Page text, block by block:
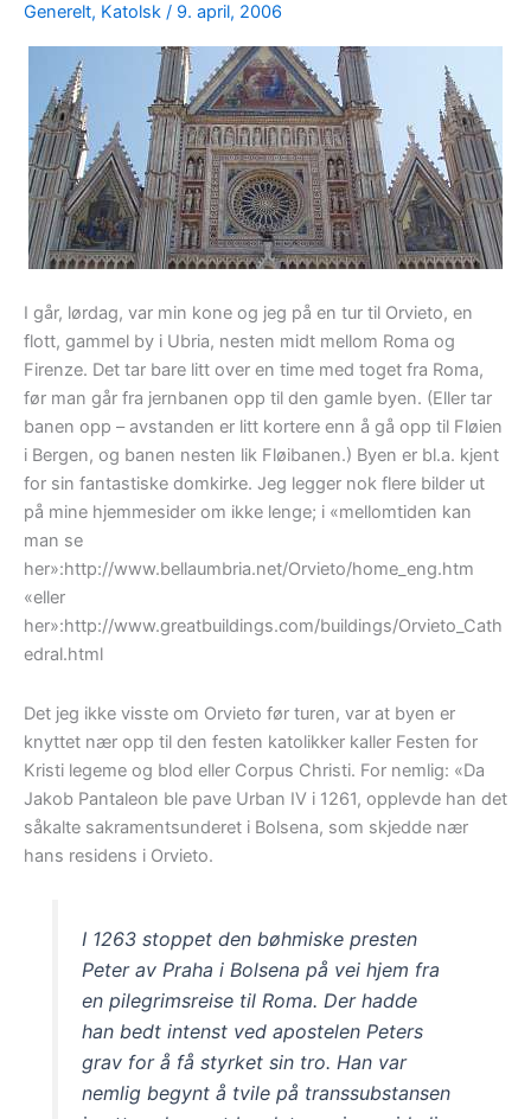
Generelt, Katolsk / 9. april, 2006
I går, lørdag, var min kone og jeg på en tur til Orvieto, en
flott, gammel by i Ubria, nesten midt mellom Roma og
Firenze. Det tar bare litt over en time med toget fra Roma,
før man går fra jernbanen opp til den gamle byen. (Eller tar
banen opp – avstanden er litt kortere enn å gå opp til Fløien
i Bergen, og banen nesten lik Fløibanen.) Byen er bl.a. kjent
for sin fantastiske domkirke. Jeg legger nok flere bilder ut
på mine hjemmesider om ikke lenge; i «mellomtiden kan
man se
her»:http://www.bellaumbria.net/Orvieto/home_eng.htm
«eller
her»:http://www.greatbuildings.com/buildings/Orvieto_Cath
edral.html
Det jeg ikke visste om Orvieto før turen, var at byen er
knyttet nær opp til den festen katolikker kaller Festen for
Kristi legeme og blod eller Corpus Christi. For nemlig: «Da
Jakob Pantaleon ble pave Urban IV i 1261, opplevde han det
såkalte sakramentsunderet i Bolsena, som skjedde nær
hans residens i Orvieto.
I 1263 stoppet den bøhmiske presten
Peter av Praha i Bolsena på vei hjem fra
en pilegrimsreise til Roma. Der hadde
han bedt intenst ved apostelen Peters
grav for å få styrket sin tro. Han var
nemlig begynt å tvile på transsubstansen